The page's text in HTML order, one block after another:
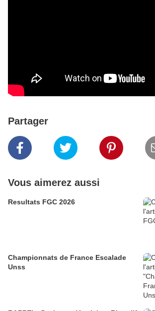
Partager
Vous aimerez aussi
Resultats FGC 2026
Championnats de France Escalade
Unss